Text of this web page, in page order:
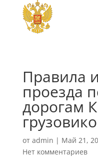
Правила
проезда
дорогам
от admin | Май 21,
Нет комментариев